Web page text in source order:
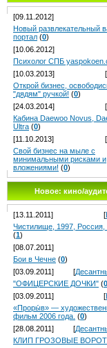
[09.11.2012]
Новый pазвлекательный
портал (0)
[10.06.2012]
Психолог СПБ
[10.03.2013]
[
Открой бизнес,
"дядям" ручкой! (0)
[24.03.2014]
[
Кабина Daewoo Novus,
Ultra (0)
[11.10.2013]
[
Свой бизнес на мыле с
минимальными рисками и
вложениями! (0)
Новое: кино/
[13.11.2011] [
Чистилище, 1997,
(1)
[08.07.2011]
Бои в Чечне (0)
[03.09.2011]
[
"ОФИЦЕРСКИЕ ДОЧКИ" (0
[03.09.2011]
[
«Проры́в» —
фильм 2006 года. (0)
[28.08.2011]
[
КЛИП ГРОЗОВЫЕ